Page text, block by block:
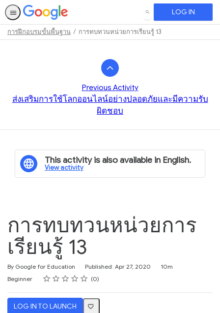
SEARCH LOG IN
การฝึกอบรมขั้นพื้นฐาน การทบทวนหน่วยการเรียนรู้ 13
Previous Activity
ส่งเสริมการใช้โลกออนไลน์อย่างปลอดภัยและมีความรับ
ผิดชอบ
This activity is also available in English.
View activity
การทบทวนหน่วยการ
เรียนรู้ 13
By Google for Education Published: Apr 27, 2020
Duration
10m
Difficulty
Beginner Rating
1 star
2 stars
3 stars
4 stars
5 stars
Average rating: 0 0
No reviews
LOG IN TO LAUNCH